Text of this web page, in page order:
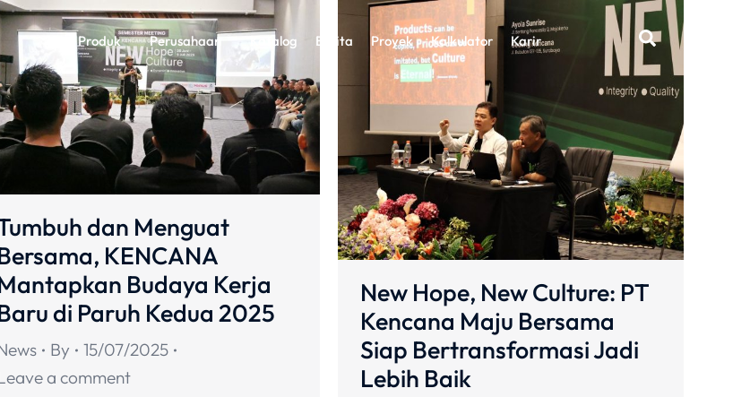
Produk Perusahaan Katalog Berita Proyek Kalkulator Karir
dan Menguat
KENCANA
Budaya Kerja
di Paruh Kedua 2025
By
15/07/2025
a comment
New Hope, New Culture: PT
Kencana Maju Bersama
Siap Bertransformasi Jadi
Lebih Baik